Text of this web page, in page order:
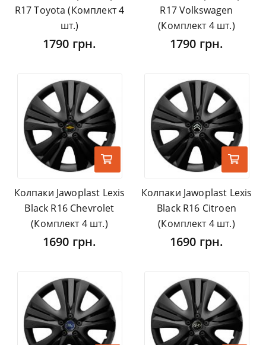
R17 Toyota (Комплект 4
шт.)
1790 грн.
R17 Volkswagen
(Комплект 4 шт.)
1790 грн.
Колпаки Jawoplast Lexis
Black R16 Chevrolet
(Комплект 4 шт.)
1690 грн.
Колпаки Jawoplast Lexis
Black R16 Citroen
(Комплект 4 шт.)
1690 грн.